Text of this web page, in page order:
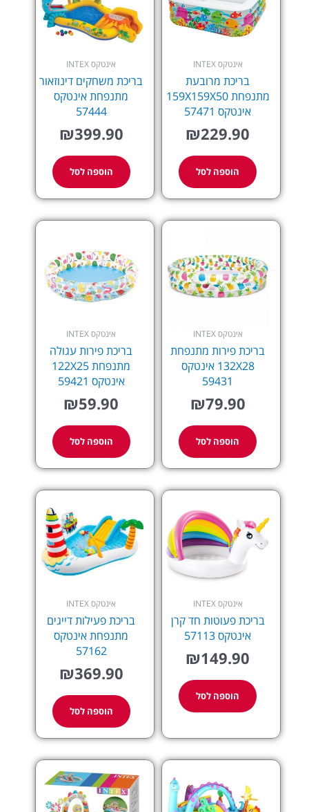
אינטקס INTEX
בריכת מרובעת
מתנפחת 159X159X50
אינטקס 57471
₪229.90
הוספה לסל
אינטקס INTEX
בריכת משחקים דינוזאור
מתנפחת אינטקס
57444
₪399.90
הוספה לסל
אינטקס INTEX
בריכת פירות מתנפחת
132X28 אינטקס
59431
₪79.90
הוספה לסל
אינטקס INTEX
בריכת פירות עגולה
מתנפחת 122X25
אינטקס 59421
₪59.90
הוספה לסל
אינטקס INTEX
בריכת פעוטות חד קרן
אינטקס 57113
₪149.90
הוספה לסל
אינטקס INTEX
בריכת פעילות דייגים
מתנפחת אינטקס
57162
₪369.90
הוספה לסל